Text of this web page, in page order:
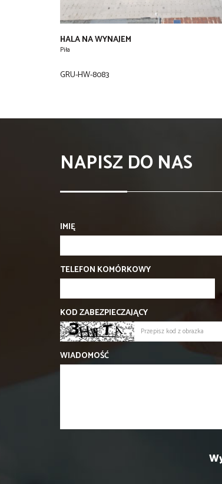
HALA NA WYNAJEM
Piła
GRU-HW-8083
NAPISZ DO NAS
IMIĘ
TELEFON KOMÓRKOWY
KOD ZABEZPIECZAJĄCY
WIADOMOŚĆ